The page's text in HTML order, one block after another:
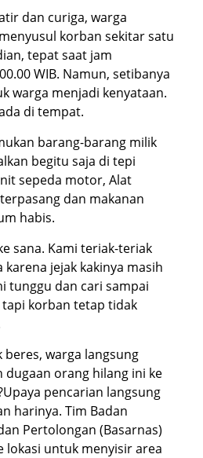
dan curiga, warga
korban sekitar satu
tepat saat jam
WIB. Namun, setibanya
warga menjadi kenyataan.
di tempat.
barang-barang milik
begitu saja di tepi
sepeda motor, Alat
dan makanan
habis.
sana. Kami teriak-teriak
jejak kakinya masih
tunggu dan cari sampai
korban tetap tidak
beres, warga langsung
dugaan orang hilang ini ke
pencarian langsung
harinya. Tim Badan
Pertolongan (Basarnas)
lokasi untuk menyisir area